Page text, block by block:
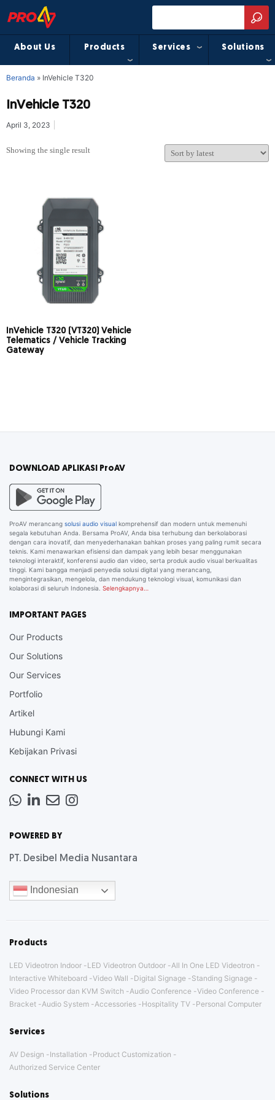
About Us Products Services Solutions
Beranda » InVehicle T320
InVehicle T320
April 3, 2023
Showing the single result
InVehicle T320 (VT320) Vehicle
Telematics / Vehicle Tracking
Gateway
DOWNLOAD APLIKASI ProAV
ProAV merancang solusi audio visual komprehensif dan modern untuk memenuhi
segala kebutuhan Anda. Bersama ProAV, Anda bisa terhubung dan berkolaborasi
dengan cara inovatif, dan menyederhanakan bahkan proses yang paling rumit secara
teknis. Kami menawarkan efisiensi dan dampak yang lebih besar menggunakan
teknologi interaktif, konferensi audio dan video, serta produk audio visual berkualitas
tinggi. Kami bangga menjadi penyedia solusi digital yang merancang,
mengintegrasikan, mengelola, dan mendukung teknologi visual, komunikasi dan
kolaborasi di seluruh Indonesia. Selengkapnya…
IMPORTANT PAGES
Our Products
Our Solutions
Our Services
Portfolio
Artikel
Hubungi Kami
Kebijakan Privasi
CONNECT WITH US
Whatsapp
LinkedIn
NewsInstagram
POWERED BY
PT. Desibel Media Nusantara
Indonesian
Products
LED Videotron Indoor LED Videotron Outdoor All In One LED Videotron
Interactive Whiteboard Video Wall Digital Signage
Standing Signage
Video Processor dan KVM Switch
Audio Conference Video Conference
Bracket Audio System Accessories Hospitality TV Personal Computer
Services
AV Design Installation
Product Customization
Authorized Service Center
Solutions